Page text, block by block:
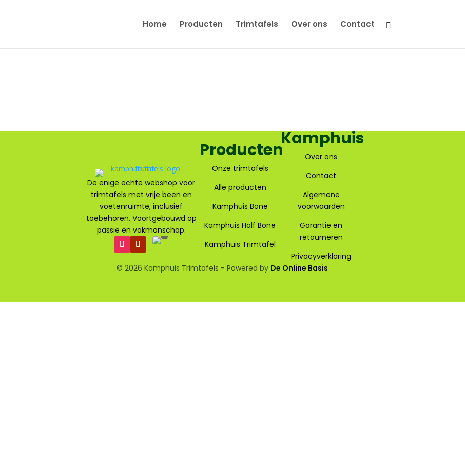
Home Producten Trimtafels Over ons Contact
De enige echte webshop voor
trimtafels met vrije been en
voetenruimte, inclusief
toebehoren. Voortgebouwd op
passie en vakmanschap.
Producten
Onze trimtafels
Alle producten
Kamphuis Bone
Kamphuis Half Bone
Kamphuis Trimtafel
Kamphuis
Over ons
Contact
Algemene
voorwaarden
Garantie en
retourneren
Privacyverklaring
© 2026 Kamphuis Trimtafels - Powered by De Online Basis